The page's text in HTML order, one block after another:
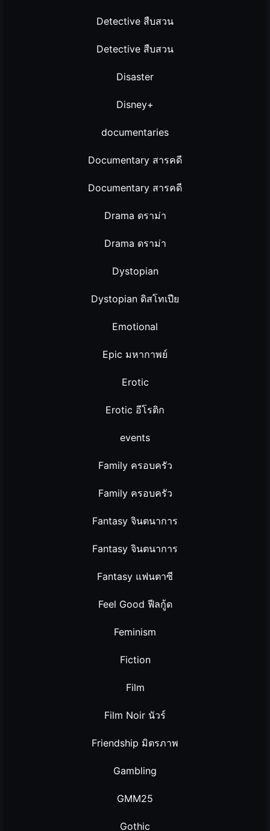
Detective สืบสวน
Detective สืบสวน
Disaster
Disney+
documentaries
Documentary สารคดี
Documentary สารคดี
Drama ดราม่า
Drama ดราม่า
Dystopian
Dystopian ดิสโทเปีย
Emotional
Epic มหากาพย์
Erotic
Erotic อีโรติก
events
Family ครอบครัว
Family ครอบครัว
Fantasy จินตนาการ
Fantasy จินตนาการ
Fantasy แฟนตาซี
Feel Good ฟีลกู้ด
Feminism
Fiction
Film
Film Noir นัวร์
Friendship มิตรภาพ
Gambling
GMM25
Gothic